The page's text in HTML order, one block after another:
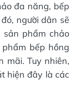
đa năng, bếp
người dân sẽ
phẩm chảo
bếp hồng
mãi. Tuy nhiên,
hiện đây là các